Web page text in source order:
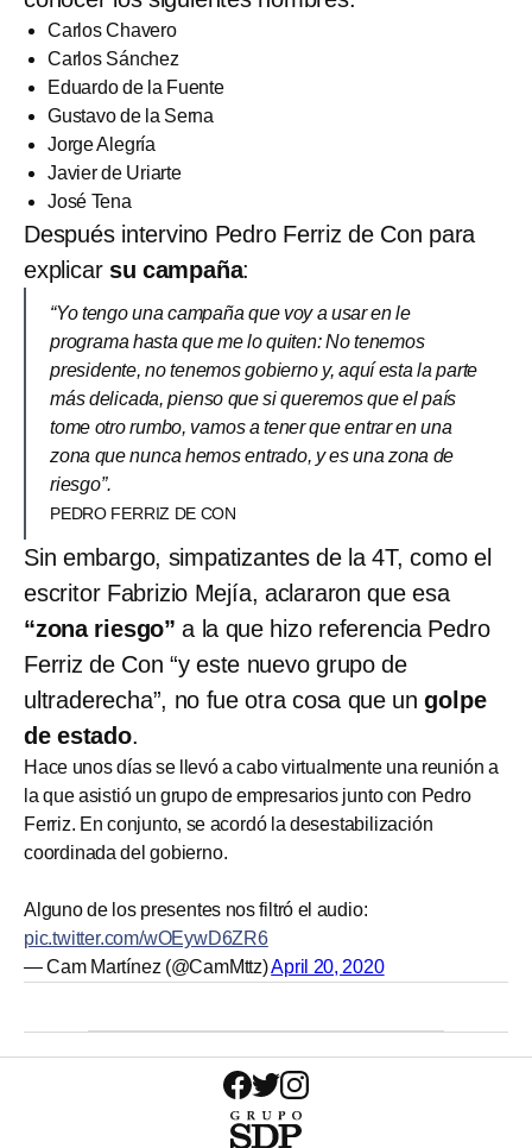
Carlos Chavero
Carlos Sánchez
Eduardo de la Fuente
Gustavo de la Serna
Jorge Alegría
Javier de Uriarte
José Tena
Después intervino Pedro Ferriz de Con para
explicar su campaña:
“Yo tengo una campaña que voy a usar en le
programa hasta que me lo quiten: No tenemos
presidente, no tenemos gobierno y, aquí esta la parte
más delicada, pienso que si queremos que el país
tome otro rumbo, vamos a tener que entrar en una
zona que nunca hemos entrado, y es una zona de
riesgo”.
PEDRO FERRIZ DE CON
Sin embargo, simpatizantes de la 4T, como el
escritor Fabrizio Mejía, aclararon que esa
“zona riesgo”a la que hizo referencia Pedro
Ferriz de Con “y este nuevo grupo de
ultraderecha”, no fue otra cosa que ungolpe
de estado.
Hace unos días se llevó a cabo virtualmente una reunión a
la que asistió un grupo de empresarios junto con Pedro
Ferriz. En conjunto, se acordó la desestabilización
coordinada del gobierno.
Alguno de los presentes nos filtró el audio:
pic.twitter.com/wOEywD6ZR6
— Cam Martínez (@CamMttz)April 20, 2020